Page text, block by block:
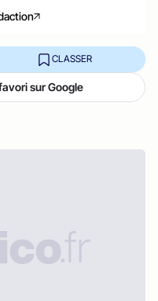
CLASSER
sur Google